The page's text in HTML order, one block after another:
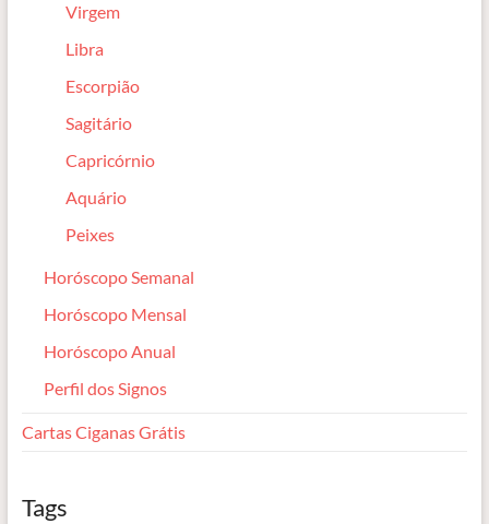
Virgem
Libra
Escorpião
Sagitário
Capricórnio
Aquário
Peixes
Horóscopo Semanal
Horóscopo Mensal
Horóscopo Anual
Perfil dos Signos
Cartas Ciganas Grátis
Tags